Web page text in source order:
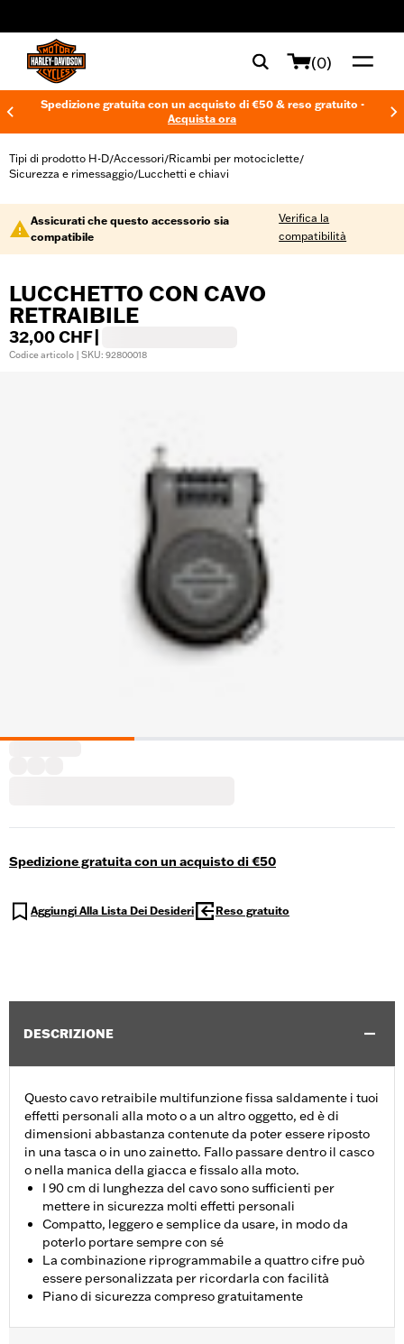
(0)
Spedizione gratuita con un acquisto di €50 & reso gratuito -
Acquista ora
Tipi di prodotto H-D/Accessori/Ricambi per motociclette/
Sicurezza e rimessaggio/Lucchetti e chiavi
Assicurati che questo accessorio sia
compatibile
Verifica la
compatibilità
LUCCHETTO CON CAVO
RETRAIBILE
32,00 CHF
Codice articolo | SKU: 92800018
Spedizione gratuita con un acquisto di €50
Aggiungi Alla Lista Dei Desideri Reso gratuito
DESCRIZIONE
Questo cavo retraibile multifunzione fissa saldamente i tuoi
effetti personali alla moto o a un altro oggetto, ed è di
dimensioni abbastanza contenute da poter essere riposto
in una tasca o in uno zainetto. Fallo passare dentro il casco
o nella manica della giacca e fissalo alla moto.
I 90 cm di lunghezza del cavo sono sufficienti per
mettere in sicurezza molti effetti personali
Compatto, leggero e semplice da usare, in modo da
poterlo portare sempre con sé
La combinazione riprogrammabile a quattro cifre può
essere personalizzata per ricordarla con facilità
Piano di sicurezza compreso gratuitamente